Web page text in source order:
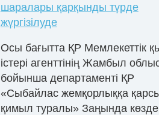
шаралары қарқынды түрде
жүргізілуде
Осы бағытта ҚР Мемлекеттік
істері агенттінің Жамбыл
бойынша департаменті ҚР
«Сыбайлас жемқорлыққа
қимыл туралы» Заңында